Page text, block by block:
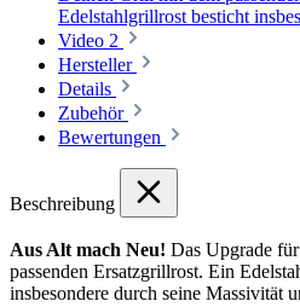
Edelstahlgrillrost besticht
Video 2
Hersteller
Details
Zubehör
Bewertungen
Beschreibung
Aus Alt mach Neu! Das Upgrade
passenden Ersatzgrillrost. Ein
insbesondere durch seine Massivität